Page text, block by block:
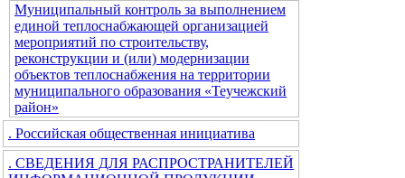
Муниципальный контроль за выполнением
единой теплоснабжающей организацией
мероприятий по строительству,
реконструкции и (или) модернизации
объектов теплоснабжения на территории
муниципального образования «Теучежский
район»
. Российская общественная инициатива
. СВЕДЕНИЯ ДЛЯ РАСПРОСТРАНИТЕЛЕЙ